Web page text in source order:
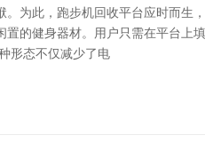
。为此，跑步机回收平台应时而生
置的健身器材。用户只需在平台上
形态不仅减少了电